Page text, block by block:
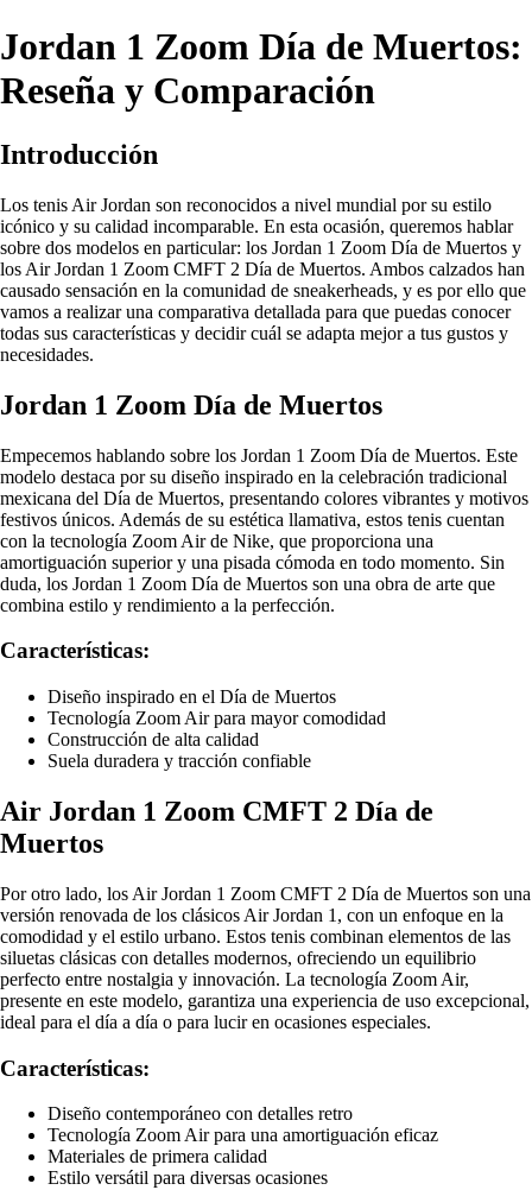
Jordan 1 Zoom Día de Muertos:
Reseña y Comparación
Introducción
Los tenis Air Jordan son reconocidos a nivel mundial por su estilo
icónico y su calidad incomparable. En esta ocasión, queremos hablar
sobre dos modelos en particular: los Jordan 1 Zoom Día de Muertos y
los Air Jordan 1 Zoom CMFT 2 Día de Muertos. Ambos calzados han
causado sensación en la comunidad de sneakerheads, y es por ello que
vamos a realizar una comparativa detallada para que puedas conocer
todas sus características y decidir cuál se adapta mejor a tus gustos y
necesidades.
Jordan 1 Zoom Día de Muertos
Empecemos hablando sobre los Jordan 1 Zoom Día de Muertos. Este
modelo destaca por su diseño inspirado en la celebración tradicional
mexicana del Día de Muertos, presentando colores vibrantes y motivos
festivos únicos. Además de su estética llamativa, estos tenis cuentan
con la tecnología Zoom Air de Nike, que proporciona una
amortiguación superior y una pisada cómoda en todo momento. Sin
duda, los Jordan 1 Zoom Día de Muertos son una obra de arte que
combina estilo y rendimiento a la perfección.
Características:
Diseño inspirado en el Día de Muertos
Tecnología Zoom Air para mayor comodidad
Construcción de alta calidad
Suela duradera y tracción confiable
Air Jordan 1 Zoom CMFT 2 Día de
Muertos
Por otro lado, los Air Jordan 1 Zoom CMFT 2 Día de Muertos son una
versión renovada de los clásicos Air Jordan 1, con un enfoque en la
comodidad y el estilo urbano. Estos tenis combinan elementos de las
siluetas clásicas con detalles modernos, ofreciendo un equilibrio
perfecto entre nostalgia y innovación. La tecnología Zoom Air,
presente en este modelo, garantiza una experiencia de uso excepcional,
ideal para el día a día o para lucir en ocasiones especiales.
Características:
Diseño contemporáneo con detalles retro
Tecnología Zoom Air para una amortiguación eficaz
Materiales de primera calidad
Estilo versátil para diversas ocasiones